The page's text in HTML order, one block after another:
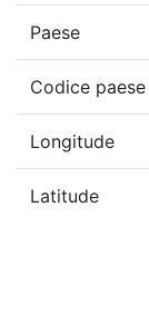
Paese
Codice paese
Longitude
Latitude